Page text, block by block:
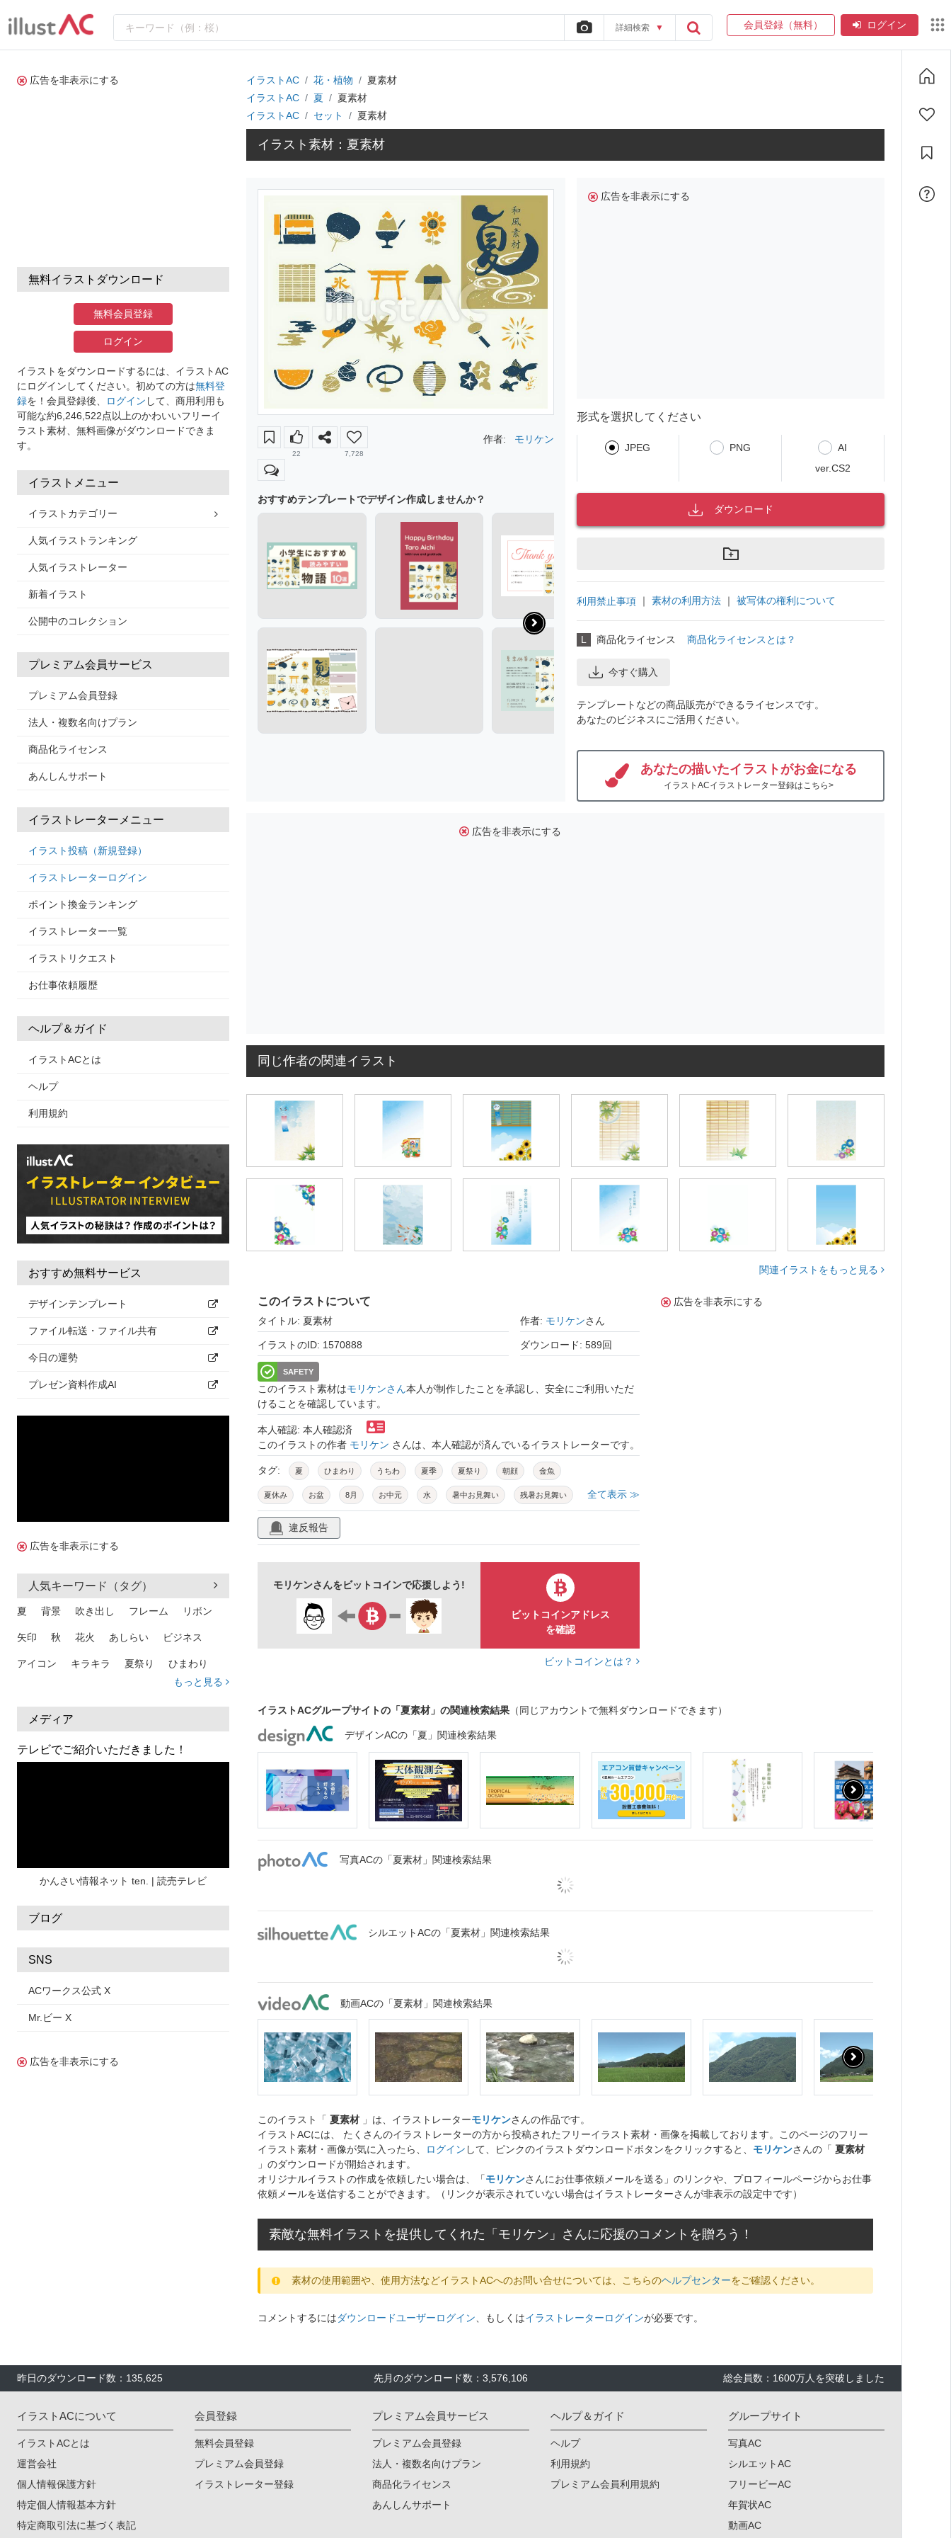
詳細検索 ▼ 会員登録（無料） ログイン
広告を非表示にする
無料イラストダウンロード
無料会員登録
ログイン
イラストをダウンロードするには、イラストAC
にログインしてください。初めての方は無料登
録を！会員登録後、 ログイン して、商用利用も
可能な約6,246,522点以上のかわいいフリーイ
ラスト素材、無料画像がダウンロードできま
す。
イラストメニュー
イラストカテゴリー
人気イラストランキング
人気イラストレーター
新着イラスト
公開中のコレクション
プレミアム会員サービス
プレミアム会員登録
法人・複数名向けプラン
商品化ライセンス
あんしんサポート
イラストレーターメニュー
イラスト投稿（新規登録）
イラストレーターログイン
ポイント換金ランキング
イラストレーター一覧
イラストリクエスト
お仕事依頼履歴
ヘルプ＆ガイド
イラストACとは
ヘルプ
利用規約
おすすめ無料サービス
デザインテンプレート
ファイル転送・ファイル共有
今日の運勢
プレゼン資料作成AI
広告を非表示にする
人気キーワード（タグ）
夏 背景 吹き出し フレーム リボン
矢印 秋 花火 あしらい ビジネス
アイコン キラキラ 夏祭り ひまわり
熱中症
人物 暑中見舞い
日本地図 海
もっと見る
メディア
テレビでご紹介いただきました！
かんさい情報ネット ten. | 読売テレビ
ブログ
SNS
ACワークス公式 X
Mr.ビー X
広告を非表示にする
イラストAC 花・植物
夏素材
イラストAC
夏
夏素材
イラストAC
セット 夏素材
イラスト素材：夏素材
22 7,728
作者: モリケン
おすすめテンプレートでデザイン作成しませんか？
広告を非表示にする
形式を選択してください
JPEG PNG
AI
ver.CS2
ダウンロード
利用禁止事項 ｜ 素材の利用方法 ｜ 被写体の権利について
L 商品化ライセンス 商品化ライセンスとは？
今すぐ購入
テンプレートなどの商品販売ができるライセンスです。
あなたのビジネスにご活用ください。
あなたの描いたイラストがお金になる
イラストACイラストレーター登録はこちら>
広告を非表示にする
同じ作者の関連イラスト
関連イラストをもっと見る
このイラストについて
タイトル: 夏素材 作者: モリケンさん
イラストのID: 1570888 ダウンロード: 589回
SAFETY
このイラスト素材はモリケンさん本人が制作したことを承認し、安全にご利用いただ
けることを確認しています。
本人確認: 本人確認済
このイラストの作者 モリケン さんは、本人確認が済んでいるイラストレーターです。
タグ: 夏 ひまわり うちわ 夏季 夏祭り 朝顔 金魚
夏休み お盆 8月 お中元 水 暑中お見舞い 残暑お見舞い
青 涼しい 壁紙素材
ポストカード 日本風 可愛い 和風 和 背景 柄 和柄
和モダン 花 伝統 昭和 古典 残暑 京都
全て表示 ≫
違反報告
モリケンさんをビットコインで応援しよう!
ビットコインアドレス
を確認
ビットコインとは？
広告を非表示にする
イラストACグループサイトの「夏素材」の関連検索結果 （同じアカウントで無料ダウンロードできます）
デザインACの「夏」関連検索結果
写真ACの「夏素材」関連検索結果
シルエットACの「夏素材」関連検索結果
動画ACの「夏素材」関連検索結果
このイラスト「 夏素材 」は、イラストレーターモリケンさんの作品です。
イラストACには、 たくさんのイラストレーターの方から投稿されたフリーイラスト素材・画像を掲載しております。このページのフリー
イラスト素材・画像が気に入ったら、
ログイン して、ピンクのイラストダウンロードボタンをクリックすると、 モリケンさんの「 夏素材
」のダウンロードが開始されます。
オリジナルイラストの作成を依頼したい場合は、「モリケンさんにお仕事依頼メールを送る」のリンクや、プロフィールページからお仕事
依頼メールを送信することができます。（リンクが表示されていない場合はイラストレーターさんが非表示の設定中です）
素敵な無料イラストを提供してくれた「モリケン」さんに応援のコメントを贈ろう！
素材の使用範囲や、使用方法などイラストACへのお問い合せについては、こちらのヘルプセンターをご確認ください。
コメントするにはダウンロードユーザーログイン 、もしくはイラストレーターログインが必要です。
昨日のダウンロード数：135,625 先月のダウンロード数：3,576,106 総会員数：1600万人を突破しました
イラストACについて
イラストACとは
運営会社
個人情報保護方針
特定個人情報基本方針
特定商取引法に基づく表記
会員登録
無料会員登録
プレミアム会員登録
イラストレーター登録
プレミアム会員サービス
プレミアム会員登録
法人・複数名向けプラン
商品化ライセンス
あんしんサポート
ヘルプ＆ガイド
ヘルプ
利用規約
プレミアム会員利用規約
グループサイト
写真AC
シルエットAC
フリービーAC
年賀状AC
動画AC